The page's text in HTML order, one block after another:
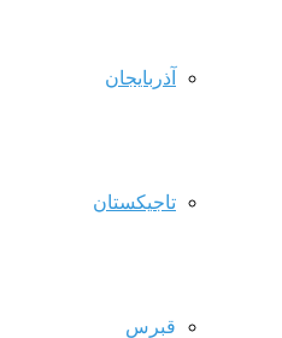
آذربایجان
تاجیکستان
قبرس